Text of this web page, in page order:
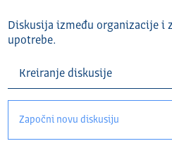
Diskusija između organizacije i
upotrebe.
Započni novu diskusiju